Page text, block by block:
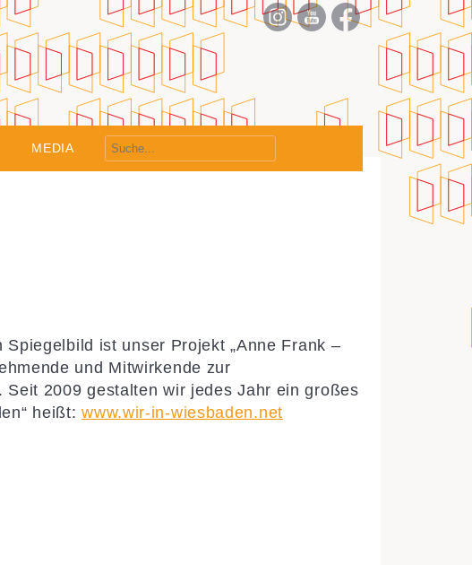
to content
MEDIA
ist unser Projekt „Anne Frank –
und Mitwirkende zur
2009 gestalten wir jedes Jahr ein großes
heißt:www.wir-in-wiesbaden.net